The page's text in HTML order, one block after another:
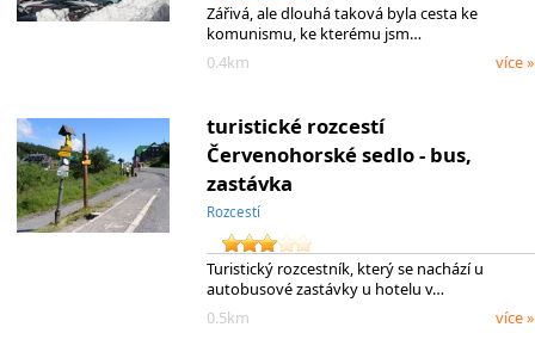
Zářivá, ale dlouhá taková byla cesta ke
komunismu, ke kterému jsm…
0.4km
více »
turistické rozcestí
Červenohorské sedlo - bus,
zastávka
Rozcestí
Turistický rozcestník, který se nachází u
autobusové zastávky u hotelu v…
0.5km
více »